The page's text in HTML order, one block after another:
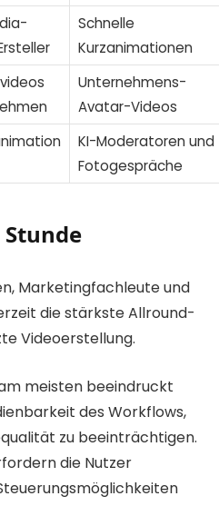
Schnelle
Kurzanimationen
Unternehmens-
Avatar-Videos
KI-Moderatoren und
Fotogespräche
Marketingfachleute und
die stärkste Allround-
Videoerstellung.
meisten beeindruckt
des Workflows,
zu beeinträchtigen.
die Nutzer